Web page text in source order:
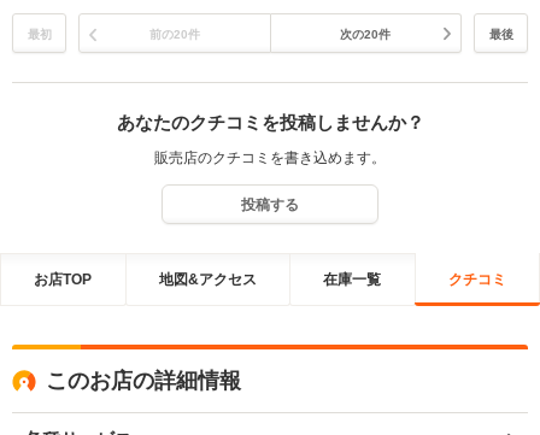
最初 前の20件 次の20件 最後
あなたのクチコミを投稿しませんか？
販売店のクチコミを書き込めます。
投稿する
お店TOP 地図&アクセス 在庫一覧 クチコミ
このお店の詳細情報